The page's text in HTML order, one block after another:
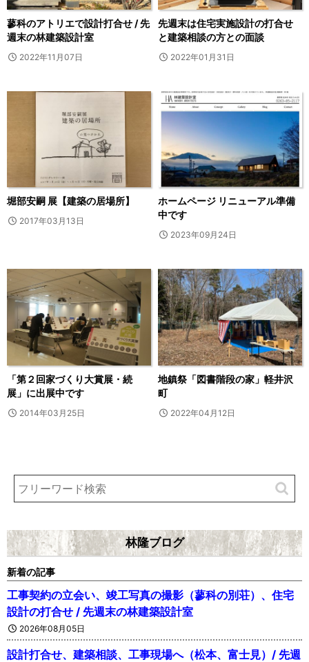
蓼科のアトリエで設計打合せ / 先
週末の林建築設計室
2022年11月07日
先週末は住宅実施設計の打合せ
と建築相談の方との面談
2022年01月31日
堀部安嗣 展【建築の居場所】
2017年03月13日
ホームページ リニューアル準備
中です
2023年09月24日
「第２回家づくり大賞展・続
展」に出展中です
2014年03月25日
地鎮祭「図書階段の家」軽井沢
町
2022年04月12日
林隆ブログ
新着の記事
工事契約の立会い、竣工写真の撮影（蓼科の別荘）、住宅
設計の打合せ / 先週末の林建築設計室
2026年08月05日
設計打合せ、建築相談、工事現場へ（松本、富士見）/ 先週